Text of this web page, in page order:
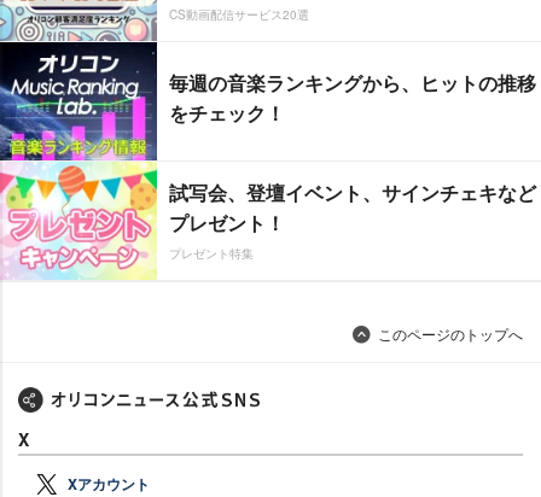
CS動画配信サービス20選
毎週の音楽ランキングから、ヒットの推移
をチェック！
試写会、登壇イベント、サインチェキなど
プレゼント！
プレゼント特集
このページのトップへ
X
Xアカウント